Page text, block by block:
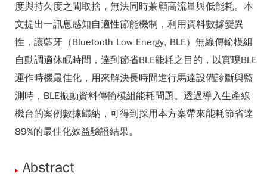
度與持久度之間取捨，無法同時兼顧高流量與低能耗。本
文提出一訊息感知自適性節能機制，利用資料數據變異
性，讓藍牙（Bluetooth Low Energy, BLE）無線傳輸模組
自動調適休眠時間，達到節省BLE能耗之目的，以實現BLE
運作時機最佳化，用來解決長時間進行馬達設備診斷與監
測時，BLE振動資料傳輸模組能耗問題。透過導入生產線
機台的案例數據歸納，可得到採用本方案帶來能耗節省達
89%的最佳化效益驗證結果。
Abstract